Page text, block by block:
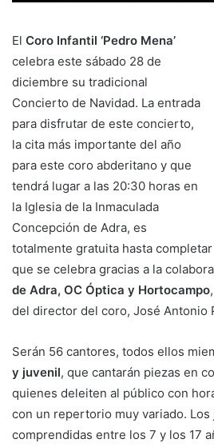
El Coro Infantil ‘Pedro Mena’
celebra este sábado 28 de
diciembre su tradicional
Concierto de Navidad. La entrada
para disfrutar de este concierto,
la cita más importante del año
para este coro abderitano y que
tendrá lugar a las 20:30 horas en
la Iglesia de la Inmaculada
Concepción de Adra, es
totalmente gratuita hasta
que se celebra gracias a la
de Adra, OC Óptica y Hortocampo
del director del coro, José Antonio
Serán 56 cantores, todos ellos
y juvenil, que cantarán piezas en
quienes deleiten al público con
con un repertorio muy variado. Los
comprendidas entre los 7 y los 17